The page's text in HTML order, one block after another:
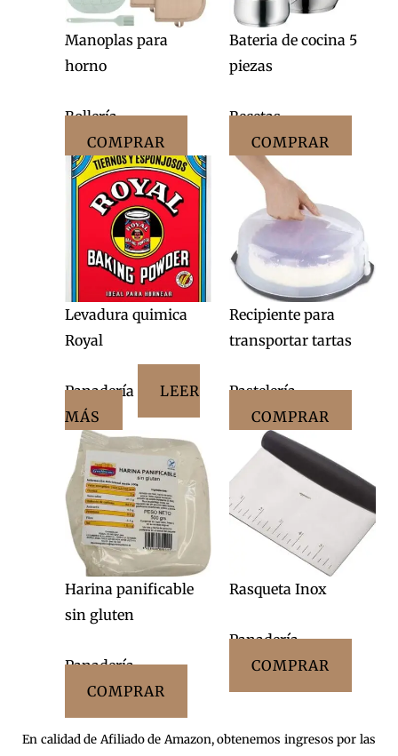
Manoplas para
horno
Bollería
COMPRAR
Bateria de cocina 5
piezas
Recetas
COMPRAR
Levadura quimica
Royal
Panadería
LEER
MÁS
Recipiente para
transportar tartas
Pastelería
COMPRAR
Harina panificable
sin gluten
Panadería
COMPRAR
Rasqueta Inox
Panadería
COMPRAR
En calidad de Afiliado de Amazon, obtenemos ingresos por las